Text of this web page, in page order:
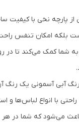
از پارچه نخی با کیفیت
بلکه امکان تنفس
به شما کمک می‌کند تا در
رنگ آبی آسمونی یک
راحتی با انواع لباس‌ها و
می‌شود که شما در